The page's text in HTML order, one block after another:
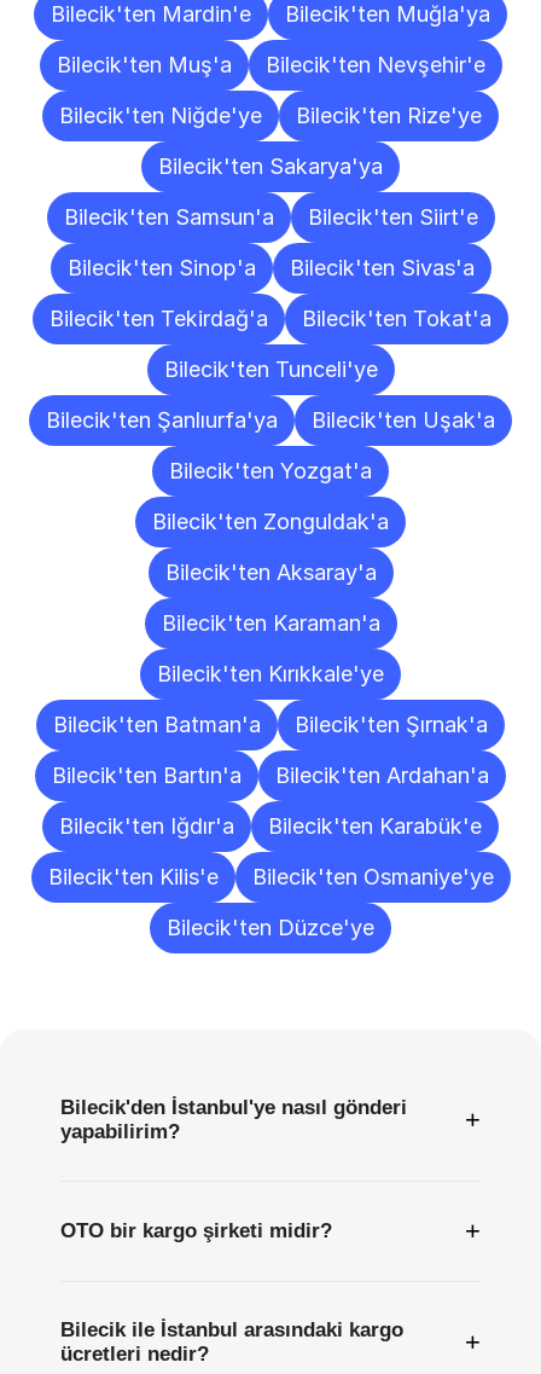
Bilecik'ten Mardin'e
Bilecik'ten Muğla'ya
Bilecik'ten Muş'a
Bilecik'ten Nevşehir'e
Bilecik'ten Niğde'ye
Bilecik'ten Rize'ye
Bilecik'ten Sakarya'ya
Bilecik'ten Samsun'a
Bilecik'ten Siirt'e
Bilecik'ten Sinop'a
Bilecik'ten Sivas'a
Bilecik'ten Tekirdağ'a
Bilecik'ten Tokat'a
Bilecik'ten Tunceli'ye
Bilecik'ten Şanlıurfa'ya
Bilecik'ten Uşak'a
Bilecik'ten Yozgat'a
Bilecik'ten Zonguldak'a
Bilecik'ten Aksaray'a
Bilecik'ten Karaman'a
Bilecik'ten Kırıkkale'ye
Bilecik'ten Batman'a
Bilecik'ten Şırnak'a
Bilecik'ten Bartın'a
Bilecik'ten Ardahan'a
Bilecik'ten Iğdır'a
Bilecik'ten Karabük'e
Bilecik'ten Kilis'e
Bilecik'ten Osmaniye'ye
Bilecik'ten Düzce'ye
Bilecik'den İstanbul'ye nasıl gönderi
yapabilirim?
+
OTO bir kargo şirketi midir? +
Bilecik ile İstanbul arasındaki kargo
ücretleri nedir?
+